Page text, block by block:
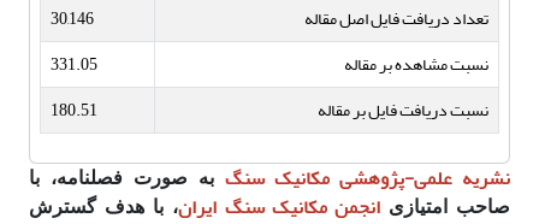
تعداد دریافت فایل اصل مقاله
30,146
نسبت مشاهده بر مقاله
331.05
نسبت دریافت فایل بر مقاله
180.51
نشریه علمی-پژوهشی مکانیک سنگ به صورت فصلنامه، با
صاحب امتیازیانجمن مکانیک سنگ ایران، با هدف گسترش